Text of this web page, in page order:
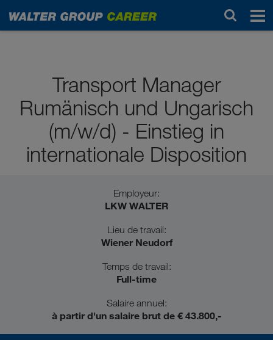
Diplômé(e)s du baccalauréat
Transport Manager
Rumänisch und Ungarisch
(m/w/d) - Einstieg in
internationale Disposition
Employeur:
LKW WALTER
Lieu de travail:
Wiener Neudorf
Temps de travail:
Full-time
Salaire annuel:
à partir d'un salaire brut de € 43.800,-